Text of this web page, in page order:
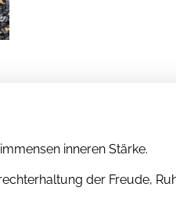
inneren Stärke.
der Freude,